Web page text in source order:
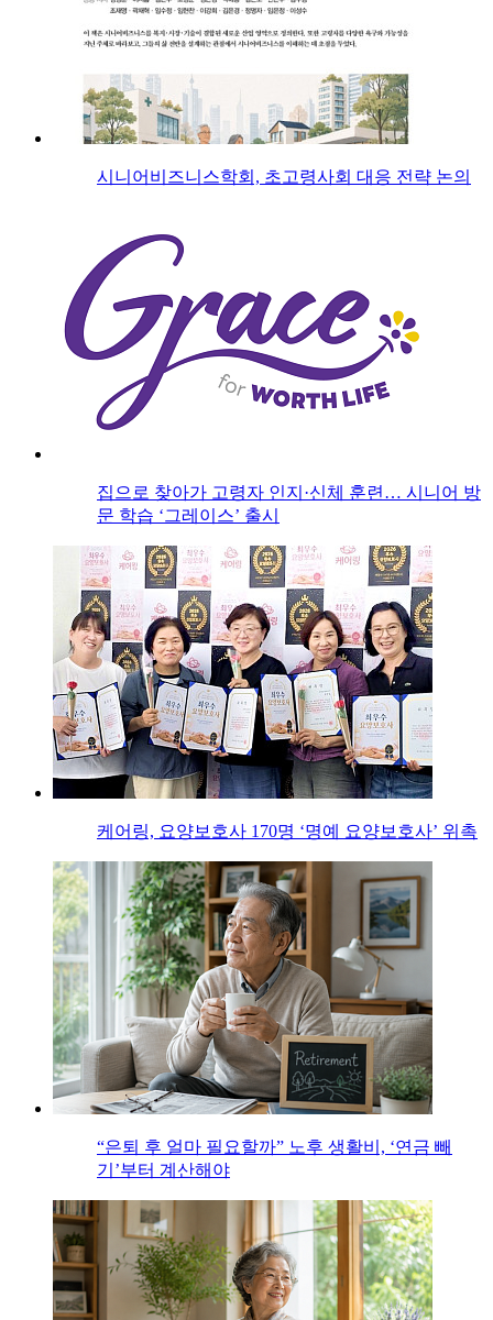
시니어비즈니스학회, 초고령사회 대응 전략 논의
집으로 찾아가 고령자 인지·신체 훈련… 시니어 방
문 학습 ‘그레이스’ 출시
케어링, 요양보호사 170명 ‘명예 요양보호사’ 위촉
“은퇴 후 얼마 필요할까” 노후 생활비, ‘연금 빼
기’부터 계산해야